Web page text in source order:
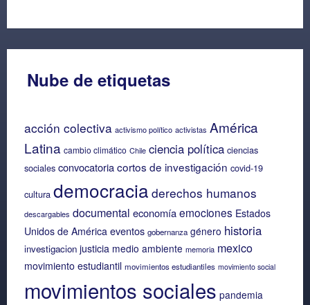
Nube de etiquetas
acción colectiva activismo político activistas América
Latina cambio climático Chile ciencia política ciencias
sociales convocatoriacortos de investigación covid-19
cultura democracia derechos humanos
descargables documental economíaemociones Estados
Unidos de América eventos gobernanza género historia
investigacion justicia medio ambiente memoria mexico
movimiento estudiantil movimientos estudiantiles movimiento social
movimientos sociales pandemia